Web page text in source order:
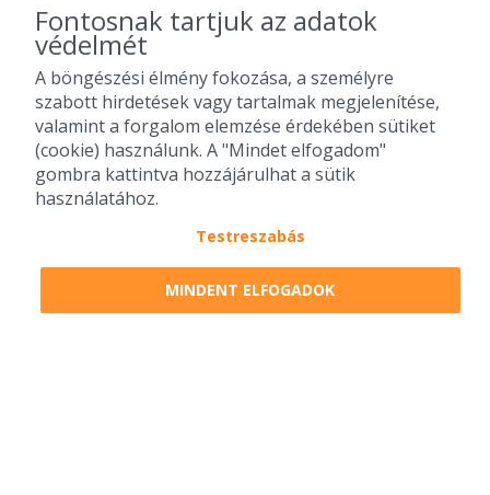
2010-2026 Copyright - Falatozz.hu - Diston-line Kft.
Fontosnak tartjuk az adatok
védelmét
A böngészési élmény fokozása, a személyre
szabott hirdetések vagy tartalmak megjelenítése,
valamint a forgalom elemzése érdekében sütiket
(cookie) használunk. A "Mindet elfogadom"
gombra kattintva hozzájárulhat a sütik
használatához.
Testreszabás
MINDENT ELFOGADOK